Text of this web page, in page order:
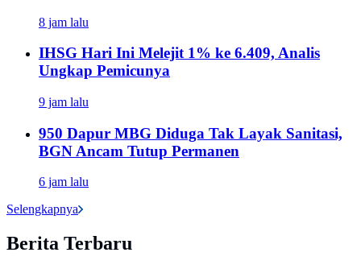
8 jam lalu
IHSG Hari Ini Melejit 1% ke 6.409, Analis
Ungkap Pemicunya
9 jam lalu
950 Dapur MBG Diduga Tak Layak Sanitasi,
BGN Ancam Tutup Permanen
6 jam lalu
Selengkapnya
Berita Terbaru